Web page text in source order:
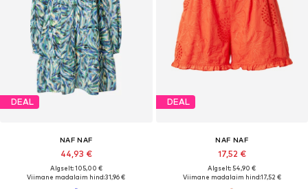
DEAL
NAF NAF
44,93 €
Algselt: 105,00 €
Viimane madalaim hind:31,96 €
DEAL
NAF NAF
17,52 €
Algselt: 54,90 €
Viimane madalaim hind:17,52 €